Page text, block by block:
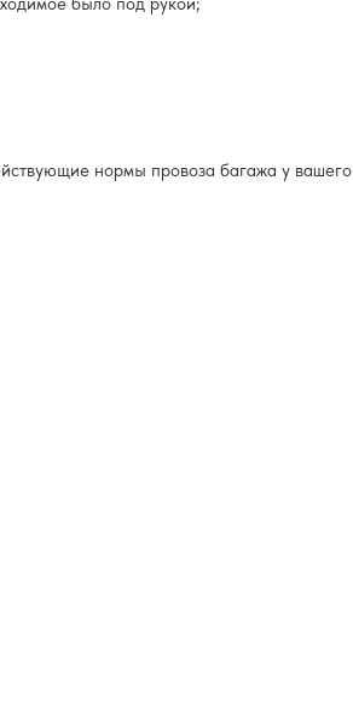
нормы провоза багажа у вашего